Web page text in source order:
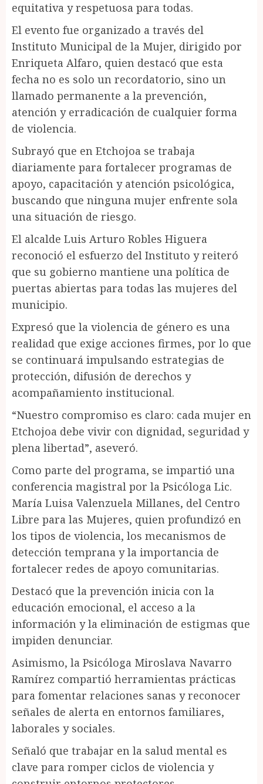
equitativa y respetuosa para todas.
El evento fue organizado a través del
Instituto Municipal de la Mujer, dirigido por
Enriqueta Alfaro, quien destacó que esta
fecha no es solo un recordatorio, sino un
llamado permanente a la prevención,
atención y erradicación de cualquier forma
de violencia.
Subrayó que en Etchojoa se trabaja
diariamente para fortalecer programas de
apoyo, capacitación y atención psicológica,
buscando que ninguna mujer enfrente sola
una situación de riesgo.
El alcalde Luis Arturo Robles Higuera
reconoció el esfuerzo del Instituto y reiteró
que su gobierno mantiene una política de
puertas abiertas para todas las mujeres del
municipio.
Expresó que la violencia de género es una
realidad que exige acciones firmes, por lo que
se continuará impulsando estrategias de
protección, difusión de derechos y
acompañamiento institucional.
“Nuestro compromiso es claro: cada mujer en
Etchojoa debe vivir con dignidad, seguridad y
plena libertad”, aseveró.
Como parte del programa, se impartió una
conferencia magistral por la Psicóloga Lic.
María Luisa Valenzuela Millanes, del Centro
Libre para las Mujeres, quien profundizó en
los tipos de violencia, los mecanismos de
detección temprana y la importancia de
fortalecer redes de apoyo comunitarias.
Destacó que la prevención inicia con la
educación emocional, el acceso a la
información y la eliminación de estigmas que
impiden denunciar.
Asimismo, la Psicóloga Miroslava Navarro
Ramírez compartió herramientas prácticas
para fomentar relaciones sanas y reconocer
señales de alerta en entornos familiares,
laborales y sociales.
Señaló que trabajar en la salud mental es
clave para romper ciclos de violencia y